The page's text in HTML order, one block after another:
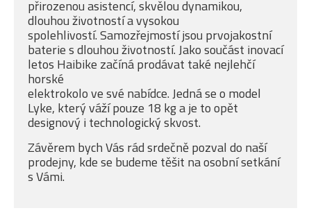
přirozenou asistencí, skvělou dynamikou,
dlouhou životností a vysokou
spolehlivostí. Samozřejmostí jsou prvojakostní
baterie s dlouhou životností. Jako součást inovací
letos Haibike začíná prodávat také nejlehčí
horské
elektrokolo ve své nabídce. Jedná se o model
Lyke, který váží pouze 18 kg a je to opět
designový i technologický skvost.
Závěrem bych Vás rád srdečně pozval do naší
prodejny, kde se budeme těšit na osobní setkání
s Vámi.